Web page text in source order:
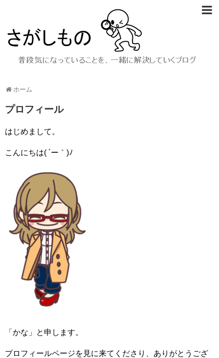
ホーム
プロフィール
はじめまして。
こんにちは( ´ー｀)ﾉ
「かな」と申します。
プロフィールページを見に来てくださり、ありがとうござ